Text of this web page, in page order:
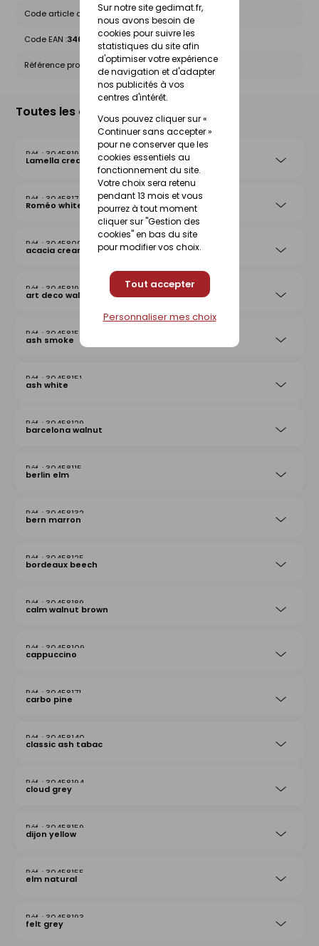
Sur notre site gedimat.fr,
nous avons besoin de
cookies pour suivre les
statistiques du site afin
d'optimiser votre expérience
de navigation et d'adapter
nos publicités à vos
centres d'intérêt.
Vous pouvez cliquer sur «
Continuer sans accepter »
pour ne conserver que les
cookies essentiels au
fonctionnement du site.
Votre choix sera retenu
pendant 13 mois et vous
pourrez à tout moment
cliquer sur "Gestion des
cookies" en bas du site
pour modifier vos choix.
Tout accepter
Personnaliser mes choix
Code article chez le fournisseur : 10348321
Code EAN :3464186247401
Référence produit nationale Gedimat :30458157
Toutes les déclinaisons
30458190
Lamella cream
30458174
Roméo white
30458092
acacia cream
30458199
art deco walnut
30458152
ash smoke
30458151
ash white
30458129
barcelona walnut
30458115
berlin elm
30458132
bern marron
30458125
bordeaux beech
30458189
calm walnut brown
30458109
cappuccino
30458171
carbo pine
30458140
classic ash tabac
30458194
cloud grey
30458159
dijon yellow
30458155
elm natural
30458193
felt grey